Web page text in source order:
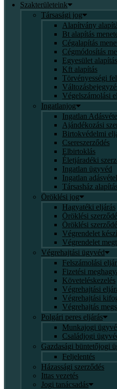
Szakterületeink
Társasági jog
Alapítvány
Bt alapítás
Cégalapítás
Cégmódosítás
Egyesület
Kft alapítás
Törvényességi
Végelszámolási
Ingatlanjog
Ingatlan
Ajándékozási
Birtokvédelmi
Csereszerződés
Elbirtoklás
Életjáradéki
Ingatlan ügyvéd
Ingatlan
Társasház
Öröklési jog
Hagyatéki eljárás
Öröklési
Öröklési
Végrendelet
Végrendelet
Végrehajtási ügyvéd
Felszámolási
Fizetési
Követeléskezelés
Végrehajtási
Végrehajtási
Végrehajtás
Polgári peres eljárás
Munkajogi
Családjogi
Gazdasági büntetőjogi
Feljelentés
Házassági szerződés
Ittas vezetés
Jogi tanácsadás